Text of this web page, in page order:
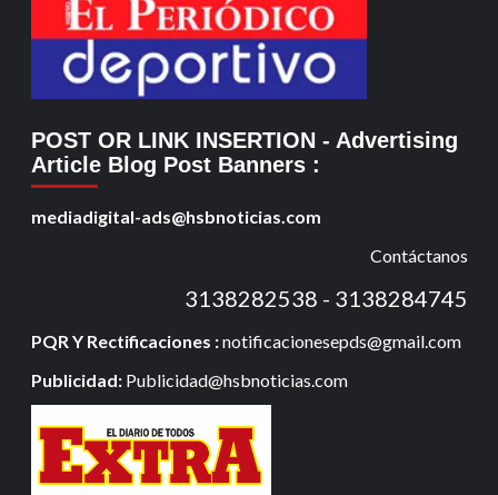
POST OR LINK INSERTION - Advertising
Article Blog Post Banners :
mediadigital-ads@hsbnoticias.com
Contáctanos
3138282538 - 3138284745
PQR Y Rectificaciones :notificacionesepds@gmail.com
Publicidad: Publicidad@hsbnoticias.com